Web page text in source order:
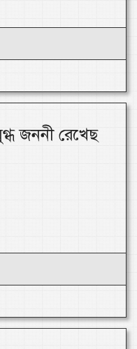
জননী রেখেছ